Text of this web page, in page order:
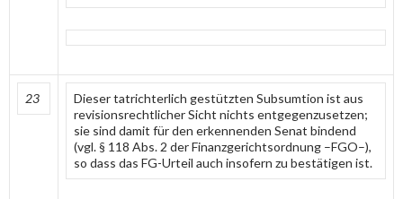
23
Dieser tatrichterlich gestützten Subsumtion ist aus
revisionsrechtlicher Sicht nichts entgegenzusetzen;
sie sind damit für den erkennenden Senat bindend
(vgl. § 118 Abs. 2 der Finanzgerichtsordnung –FGO–),
so dass das FG-Urteil auch insofern zu bestätigen ist.